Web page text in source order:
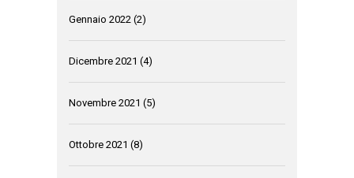
Gennaio 2022 (2)
Dicembre 2021 (4)
Novembre 2021 (5)
Ottobre 2021 (8)